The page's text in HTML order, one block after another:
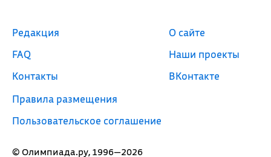
© Олимпиада.ру, 1996—2026
Редакция
FAQ
Контакты
Правила размещения
Пользовательское соглашение
О сайте
Наши проекты
ВКонтакте